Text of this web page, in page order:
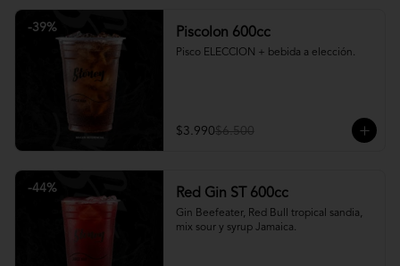
-39% Piscolon 600cc
Pisco ELECCION + bebida a elección.
$3.990$6.500
-44% Red Gin ST 600cc
Gin Beefeater, Red Bull tropical sandia,
mix sour y syrup Jamaica.